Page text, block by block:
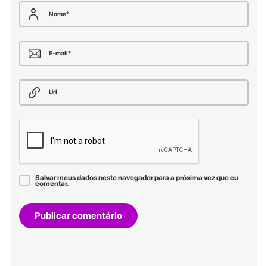
Nome*
E-mail*
Url
Salvar meus dados neste navegador para a próxima vez que eu
comentar.